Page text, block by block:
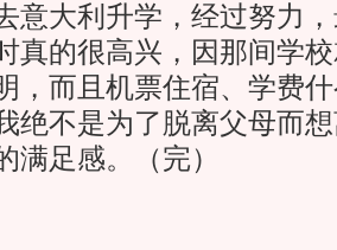
意大利升学，经过努力
真的很高兴，因那间学
，而且机票住宿、学费
绝不是为了脱离父母而
满足感。（完）